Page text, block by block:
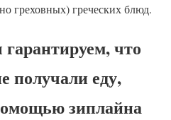
греховных) греческих блюд.
что
получали еду,
зиплайна